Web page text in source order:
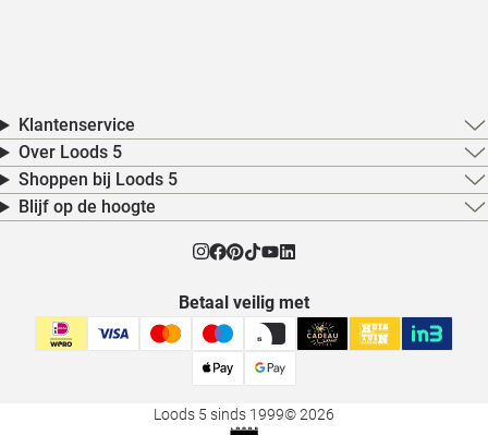
Klantenservice
Over Loods 5
Shoppen bij Loods 5
Blijf op de hoogte
Betaal veilig met
Loods 5 sinds 1999© 2026